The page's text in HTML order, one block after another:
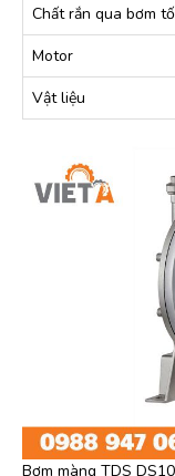
Chất rắn qua bơm
Motor
Vật liệu
Bơm màng TDS